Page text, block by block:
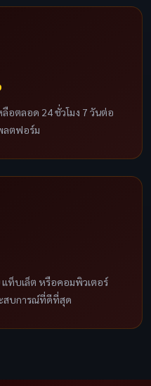
อตลอด 24 ชั่วโมง 7 วันต่อ
ลตฟอร์ม
ท็บเล็ต หรือคอมพิวเตอร์
สบการณ์ที่ดีที่สุด